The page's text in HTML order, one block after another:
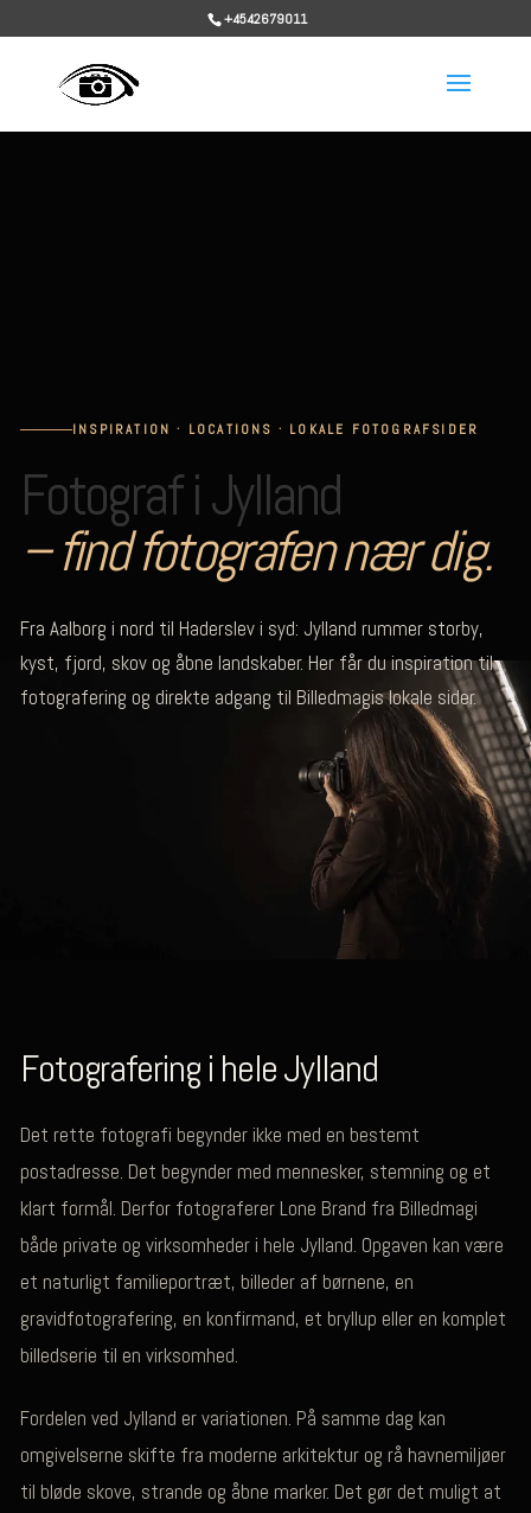
+4542679011
INSPIRATION · LOCATIONS · LOKALE FOTOGRAFSIDER
Fotograf i Jylland
– find fotografen nær dig.
Fra Aalborg i nord til Haderslev i syd: Jylland rummer storby,
kyst, fjord, skov og åbne landskaber. Her får du inspiration til
fotografering og direkte adgang til Billedmagis lokale sider.
Fotografering i hele Jylland
Det rette fotografi begynder ikke med en bestemt
postadresse. Det begynder med mennesker, stemning og et
klart formål. Derfor fotograferer Lone Brand fra Billedmagi
både private og virksomheder i hele Jylland. Opgaven kan være
et naturligt familieportræt, billeder af børnene, en
gravidfotografering, en konfirmand, et bryllup eller en komplet
billedserie til en virksomhed.
Fordelen ved Jylland er variationen. På samme dag kan
omgivelserne skifte fra moderne arkitektur og rå havnemiljøer
til bløde skove, strande og åbne marker. Det gør det muligt at